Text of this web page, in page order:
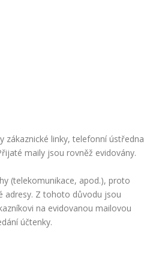
zákaznické linky, telefonní ústředna
maily jsou rovněž evidovány.
(telekomunikace, apod.), proto
adresy. Z tohoto důvodu jsou
na evidovanou mailovou
účtenky.